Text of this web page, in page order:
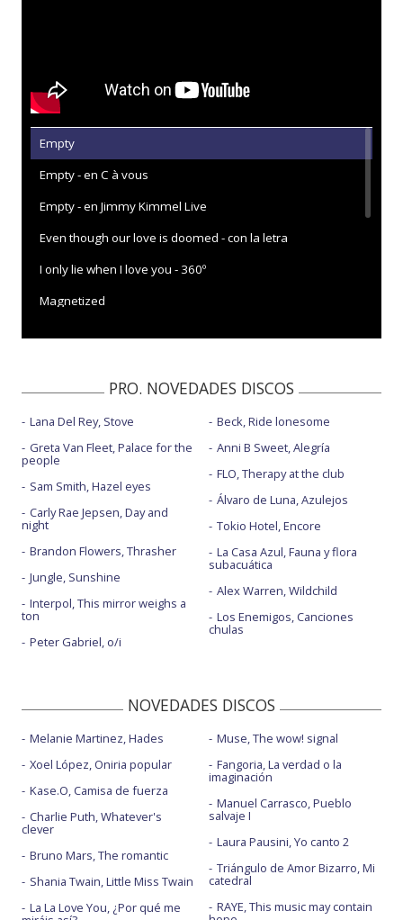
Empty
Empty - en C à vous
Empty - en Jimmy Kimmel Live
Even though our love is doomed - con la letra
I only lie when I love you - 360º
Magnetized
The creeps
The men who rule the world
There's no future in optimism
Wolves
PRO. NOVEDADES DISCOS
Lana Del Rey, Stove
Greta Van Fleet, Palace for the
people
Sam Smith, Hazel eyes
Carly Rae Jepsen, Day and
night
Brandon Flowers, Thrasher
Jungle, Sunshine
Interpol, This mirror weighs a
ton
Peter Gabriel, o/i
Beck, Ride lonesome
Anni B Sweet, Alegría
FLO, Therapy at the club
Álvaro de Luna, Azulejos
Tokio Hotel, Encore
La Casa Azul, Fauna y flora
subacuática
Alex Warren, Wildchild
Los Enemigos, Canciones
chulas
NOVEDADES DISCOS
Melanie Martinez, Hades
Xoel López, Oniria popular
Kase.O, Camisa de fuerza
Charlie Puth, Whatever's
clever
Bruno Mars, The romantic
Shania Twain, Little Miss Twain
La La Love You, ¿Por qué me
Muse, The wow! signal
Fangoria, La verdad o la
imaginación
Manuel Carrasco, Pueblo
salvaje I
Laura Pausini, Yo canto 2
Triángulo de Amor Bizarro, Mi
catedral
RAYE, This music may contain